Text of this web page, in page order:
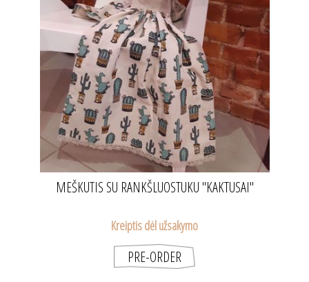
MEŠKUTIS SU RANKŠLUOSTUKU "KAKTUSAI"
Kreiptis dėl užsakymo